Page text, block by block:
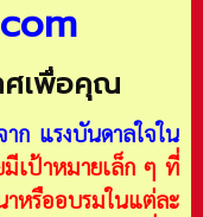
ศเพื่อคุณ
าก แรงบันดาลใจใน
มีเป้าหมายเล็ก ๆ ที่
าหรืออบรมในแต่ละ